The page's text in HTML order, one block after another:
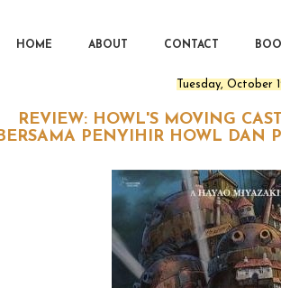
HOME ABOUT CONTACT
Tuesday, October
REVIEW: HOWL'S MOVING
PENYIHIR HOWL DAN